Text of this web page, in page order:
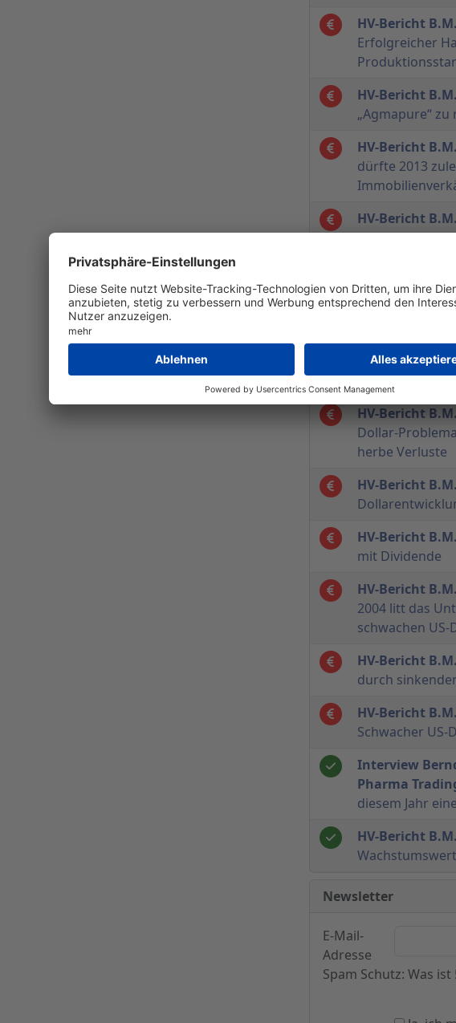
HV-Bericht
Erfolgreicher
HV-Bericht
„Agmapure“
HV-Bericht
dürfte 2013
HV-Bericht
eigene
HV-Bericht
Interview
Pharma
und
HV-Bericht
Dollar-
herbe Verluste
HV-Bericht
HV-Bericht
mit Dividende
HV-Bericht
2004 litt das
schwachen US-
HV-Bericht
durch
HV-Bericht
Schwacher US-
Interview
Pharma
diesem Jahr
HV-Bericht
Newsletter
E-Mail-
Adresse
Spam Schutz: Was ist